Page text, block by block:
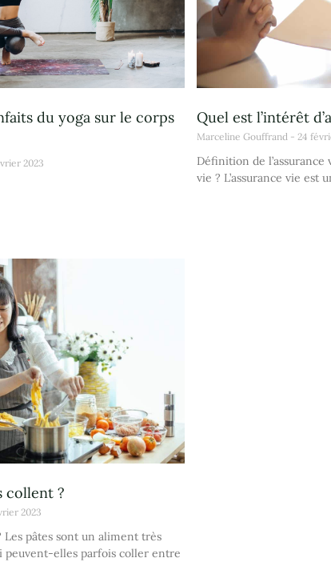
du yoga sur le corps
2023
Quel est l’intérêt
Marceline Gouffrand 24
Définition de l’assurance
vie ? L’assurance vie est
collent ?
2023
pâtes sont un aliment très
peuvent-elles parfois coller entre